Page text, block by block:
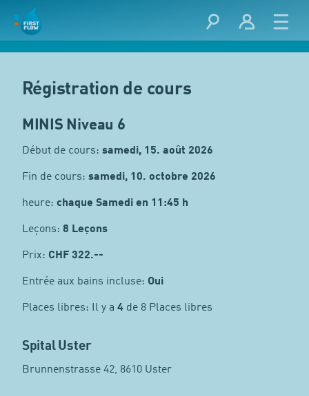
Régistration de cours
MINIS Niveau 6
Début de cours: samedi, 15. août 2026
Fin de cours: samedi, 10. octobre 2026
heure: chaque Samedi en 11:45 h
Leçons: 8 Leçons
Prix: CHF 322.--
Entrée aux bains incluse: Oui
Places libres: Il y a 4de 8 Places libres
Spital Uster
Brunnenstrasse 42, 8610 Uster